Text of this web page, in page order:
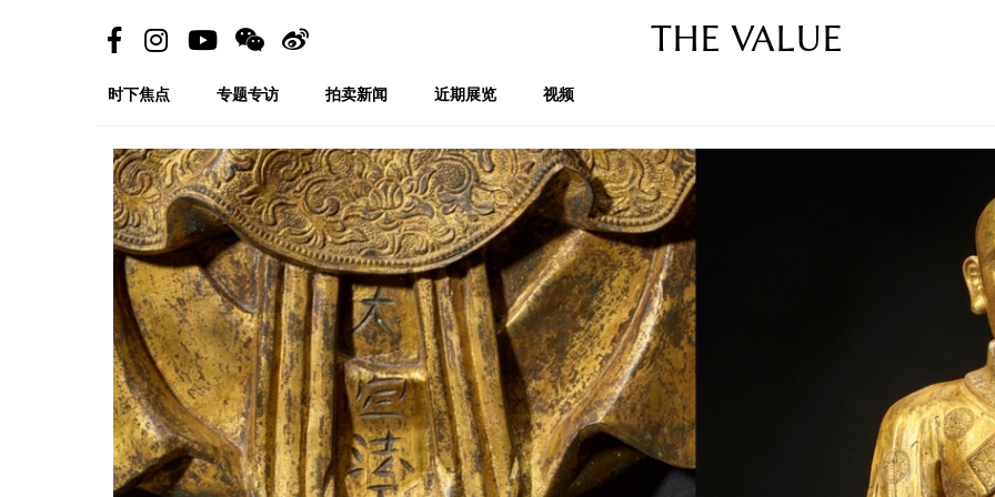
THE VALUE
时下焦点 专题专访 拍卖新闻 近期展览 视频